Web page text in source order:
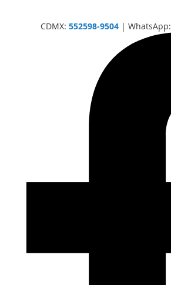
CDMX: 552598-9504| WhatsApp: